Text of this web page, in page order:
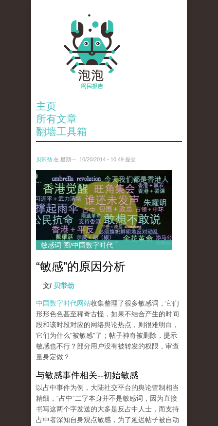
主页
所有文章
翻墙工具箱
贝带劲 在 星期一, 10/20/2014 - 10:49 提交
wen_tou_tu_lai_zi_shu_zi_shi_dai_.jpg
敏感词 图/中国数字时代
“敏感”的原因分析
文/ 贝带劲
中国数字时代网站收集整理了很多敏感词，它们
形形色色甚至稀奇古怪，如果不结合产生的时间
段和该时段对应的网络舆论热点，则很难明白，
它们为什么"被敏感"了；帖子神奇被删除，提示
敏感也不行？部分用户没有被转发的权限，审查
量身定做？
与敏感事件相关--初始敏感
以占中事件为例，大陆社交平台的舆论管制相当
精细，“占中”二字本身并不是敏感词，因为直接
书写这两个字发送的大多是反占中人士，而支持
占中者深知自身观点敏感，为了延迟帖子被自动